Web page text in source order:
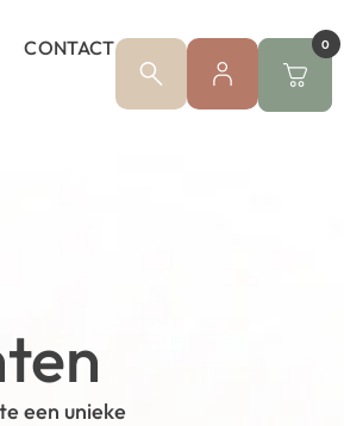
CONTACT 0
een unieke